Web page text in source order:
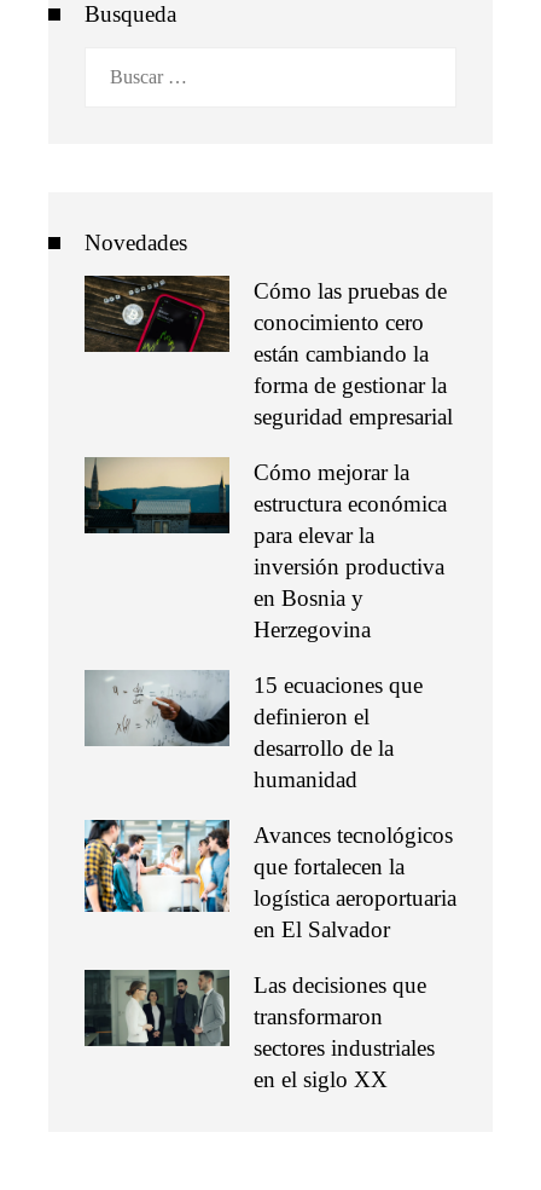
Busqueda
Novedades
Cómo las pruebas de
conocimiento cero
están cambiando la
forma de gestionar la
seguridad empresarial
Cómo mejorar la
estructura económica
para elevar la
inversión productiva
en Bosnia y
Herzegovina
15 ecuaciones que
definieron el
desarrollo de la
humanidad
Avances tecnológicos
que fortalecen la
logística aeroportuaria
en El Salvador
Las decisiones que
transformaron
sectores industriales
en el siglo XX